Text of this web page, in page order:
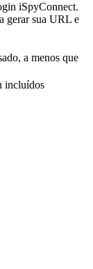
iSpyConnect.
gerar sua URL e
a menos que
incluídos